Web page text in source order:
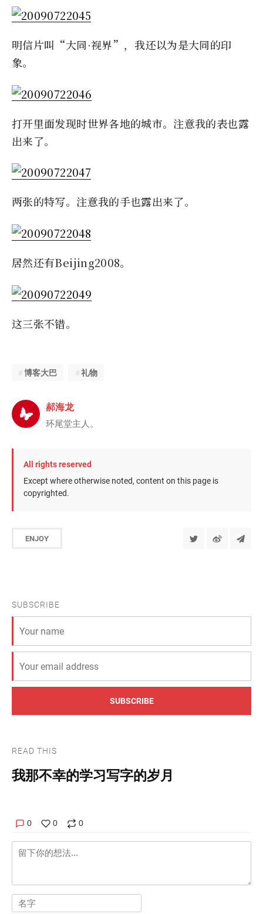
明信片叫“大同·视界”，我还以为是大同的印
象。
打开里面发现时世界各地的城市。注意我的表也露
出来了。
两张的特写。注意我的手也露出来了。
居然还有Beijing2008。
这三张不错。
博客大巴 礼物
郝海龙
环尾堂主人。
All rights reserved
Except where otherwise noted, content on this page is
copyrighted.
ENJOY
SUBSCRIBE
SUBSCRIBE
READ THIS
我那不幸的学习写字的岁月